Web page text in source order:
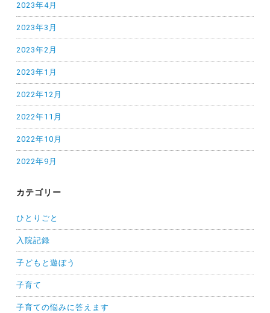
2023年4月
2023年3月
2023年2月
2023年1月
2022年12月
2022年11月
2022年10月
2022年9月
カテゴリー
ひとりごと
入院記録
子どもと遊ぼう
子育て
子育ての悩みに答えます